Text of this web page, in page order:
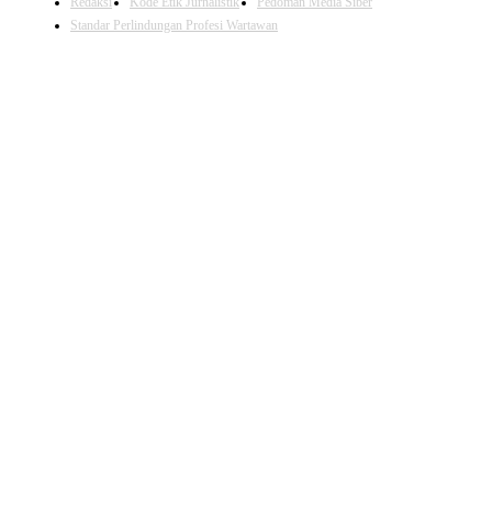
Standar Perlindungan Profesi Wartawan